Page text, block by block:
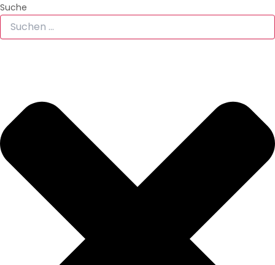
Suche